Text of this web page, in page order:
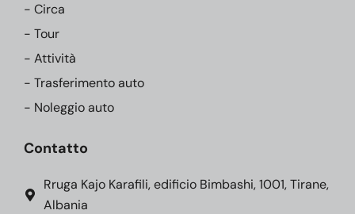
- Circa
- Tour
- Attività
- Trasferimento auto
- Noleggio auto
Contatto
Rruga Kajo Karafili, edificio Bimbashi, 1001, Tirane,
Albania